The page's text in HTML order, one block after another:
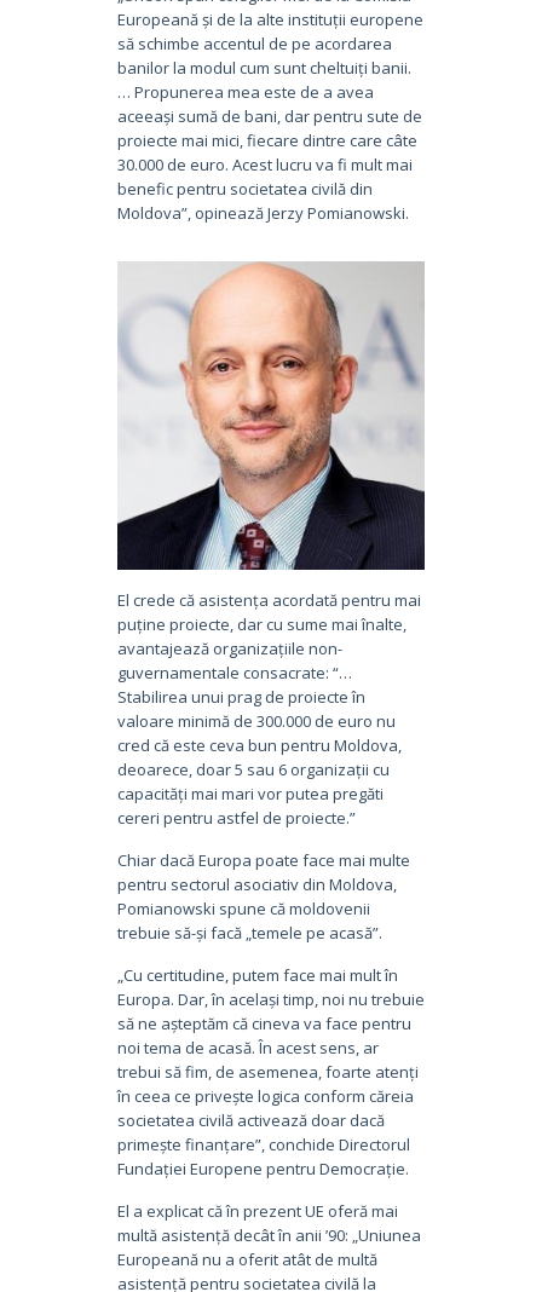
Europeană și de la alte instituții europene
să schimbe accentul de pe acordarea
banilor la modul cum sunt cheltuiți banii.
… Propunerea mea este de a avea
aceeași sumă de bani, dar pentru sute de
proiecte mai mici, fiecare dintre care câte
30.000 de euro. Acest lucru va fi mult mai
benefic pentru societatea civilă din
Moldova”, opinează Jerzy Pomianowski.
El crede că asistența acordată pentru mai
puține proiecte, dar cu sume mai înalte,
avantajează organizațiile non-
guvernamentale consacrate: “…
Stabilirea unui prag de proiecte în
valoare minimă de 300.000 de euro nu
cred că este ceva bun pentru Moldova,
deoarece, doar 5 sau 6 organizații cu
capacități mai mari vor putea pregăti
cereri pentru astfel de proiecte.”
Chiar dacă Europa poate face mai multe
pentru sectorul asociativ din Moldova,
Pomianowski spune că moldovenii
trebuie să-și facă „temele pe acasă”.
„Cu certitudine, putem face mai mult în
Europa. Dar, în același timp, noi nu trebuie
să ne așteptăm că cineva va face pentru
noi tema de acasă. În acest sens, ar
trebui să fim, de asemenea, foarte atenți
în ceea ce privește logica conform căreia
societatea civilă activează doar dacă
primește finanțare”, conchide Directorul
Fundației Europene pentru Democrație.
El a explicat că în prezent UE oferă mai
multă asistență decât în anii ’90: „Uniunea
Europeană nu a oferit atât de multă
asistență pentru societatea civilă la